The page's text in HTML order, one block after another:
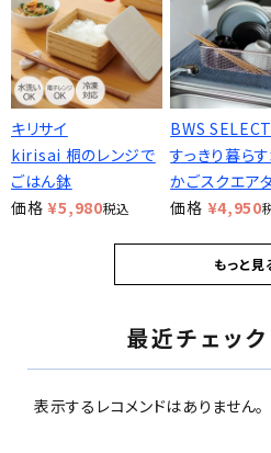
キリサイ
kirisai 桐のレンジで
ごはん鉢
価格 ¥5,980税込
BWS
すっきり暮ら
かごスクエア
価格 ¥4,950
もっと見
最近チェッ
表示するレコメンドはありません。